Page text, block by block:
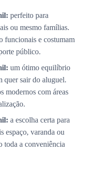
perfeito para
ou mesmo famílias.
funcionais e costumam
público.
um ótimo equilíbrio
quer sair do aluguel.
modernos com áreas
a escolha certa para
espaço, varanda ou
toda a conveniência